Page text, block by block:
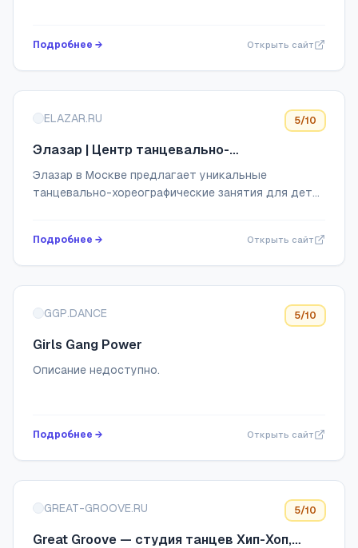
Подробнее → Открыть сайт
ELAZAR.RU 5/10
Элазар | Центр танцевально-
хореографической подготовки
Элазар в Москве предлагает уникальные
танцевально-хореографические занятия для детей
клас...
Подробнее → Открыть сайт
GGP.DANCE 5/10
Girls Gang Power
Описание недоступно.
Подробнее → Открыть сайт
GREAT-GROOVE.RU 5/10
Great Groove — студия танцев Хип-Хоп,